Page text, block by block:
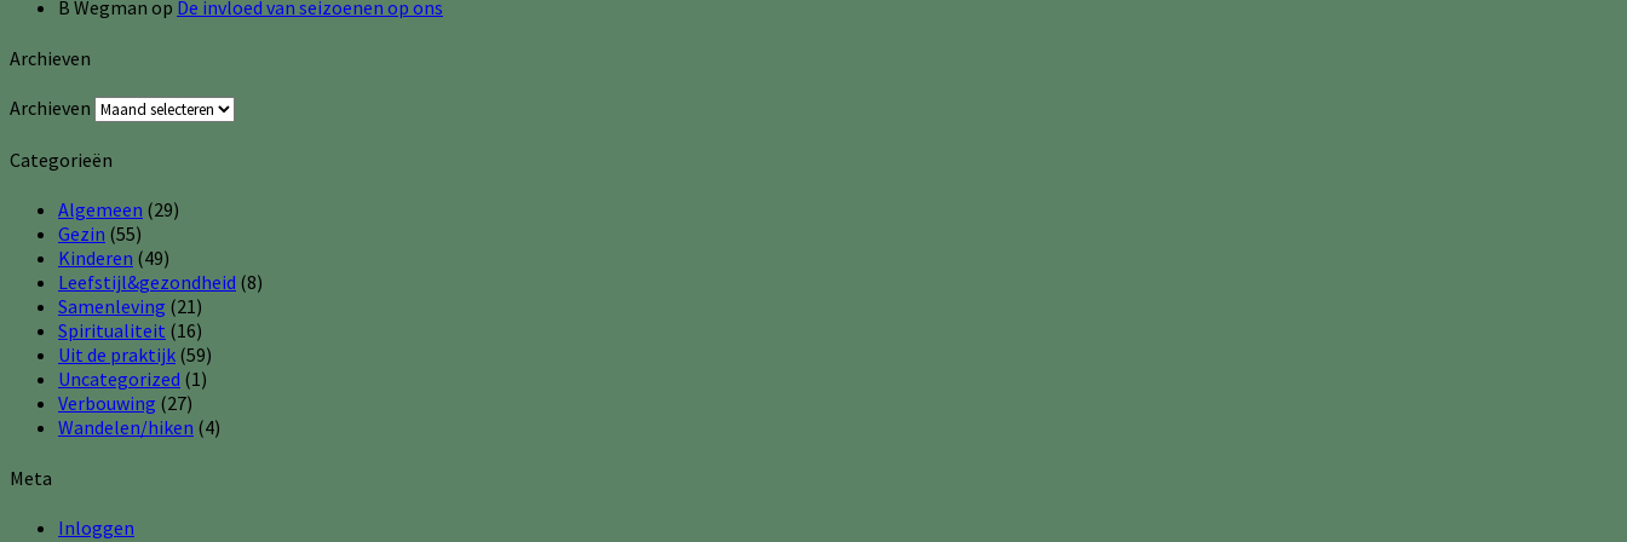
B Wegman op De invloed van seizoenen op ons
Archieven
Archieven
Categorieën
Algemeen (29)
Gezin (55)
Kinderen (49)
Leefstijl&gezondheid (8)
Samenleving (21)
Spiritualiteit (16)
Uit de praktijk (59)
Uncategorized (1)
Verbouwing (27)
Wandelen/hiken (4)
Meta
Inloggen